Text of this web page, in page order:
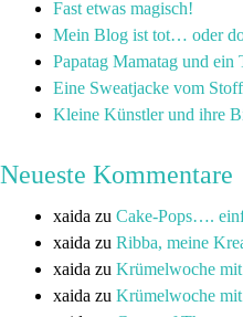
Fast etwas magisch!
Mein Blog ist tot… oder
Papatag Mamatag und ein
Eine Sweatjacke vom
Kleine Künstler und ihre
Neueste Kommentare
xaida zu Cake-Pops….
xaida zu Ribba, meine
xaida zu Krümelwoche mit
xaida zu Krümelwoche mit